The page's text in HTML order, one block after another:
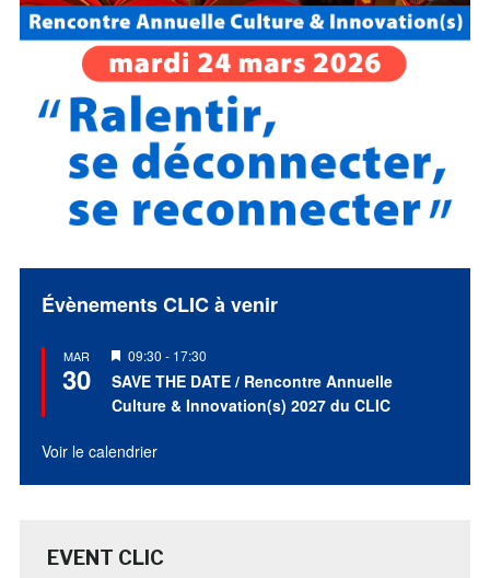
Évènements CLIC à venir
MAR
30
Mis
en
avant
09:30 - 17:30
SAVE THE DATE / Rencontre Annuelle
Culture & Innovation(s) 2027 du CLIC
Voir le calendrier
EVENT CLIC